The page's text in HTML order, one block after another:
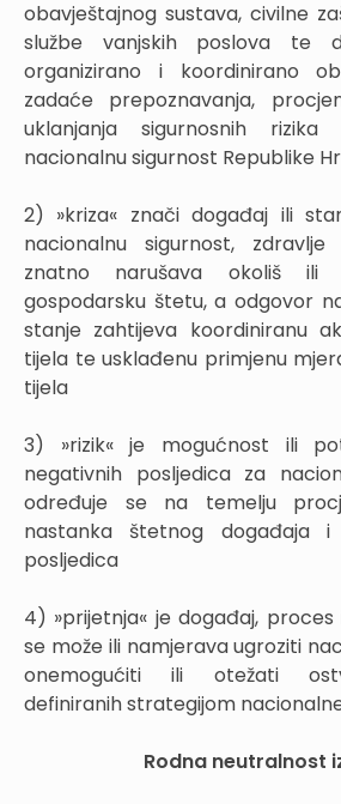
obavještajnog sustava, civilne
službe vanjskih poslova te
organizirano i koordinirano
zadaće prepoznavanja,
uklanjanja sigurnosnih
nacionalnu sigurnost Republike
2) »kriza« znači događaj ili
nacionalnu sigurnost,
znatno narušava okoliš ili
gospodarsku štetu, a odgovor
stanje zahtijeva koordiniranu
tijela te usklađenu primjenu
tijela
3) »rizik« je mogućnost ili
negativnih posljedica za
određuje se na temelju
nastanka štetnog događaja
posljedica
4) »prijetnja« je događaj,
se može ili namjerava ugroziti
onemogućiti ili otežati
definiranih strategijom
Rodna neutralnost